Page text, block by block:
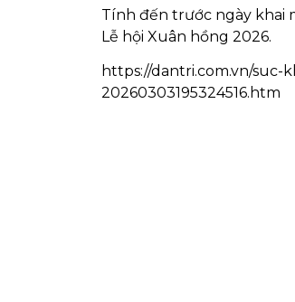
Tính đến trước ngày khai
Lễ hội Xuân hồng 2026.
https://dantri.com.vn/
20260303195324516.htm